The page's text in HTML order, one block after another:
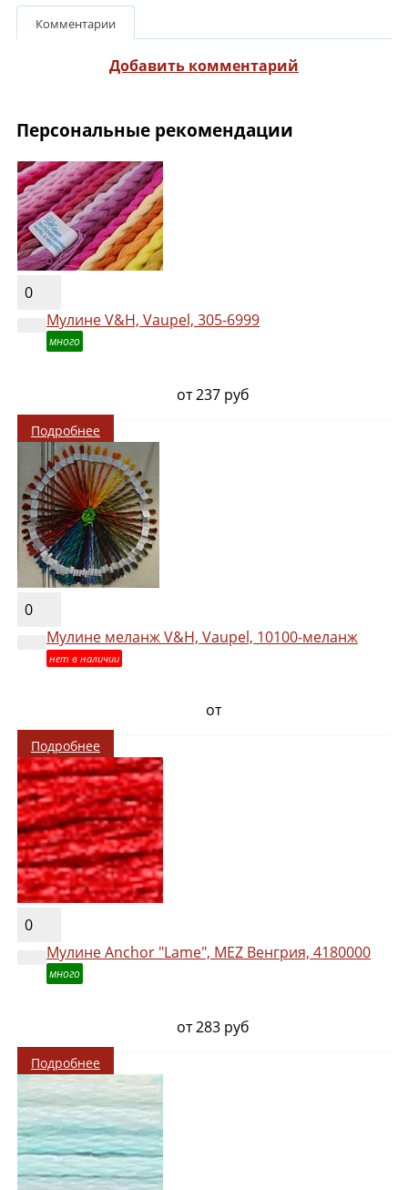
Комментарии
Добавить комментарий
Персональные рекомендации
0
Мулине V&H, Vaupel, 305-6999
много
от 237 руб
Подробнее
0
Мулине меланж V&H, Vaupel, 10100-меланж
нет в наличии
от
Подробнее
0
Мулине Anchor "Lame", MEZ Венгрия, 4180000
много
от 283 руб
Подробнее